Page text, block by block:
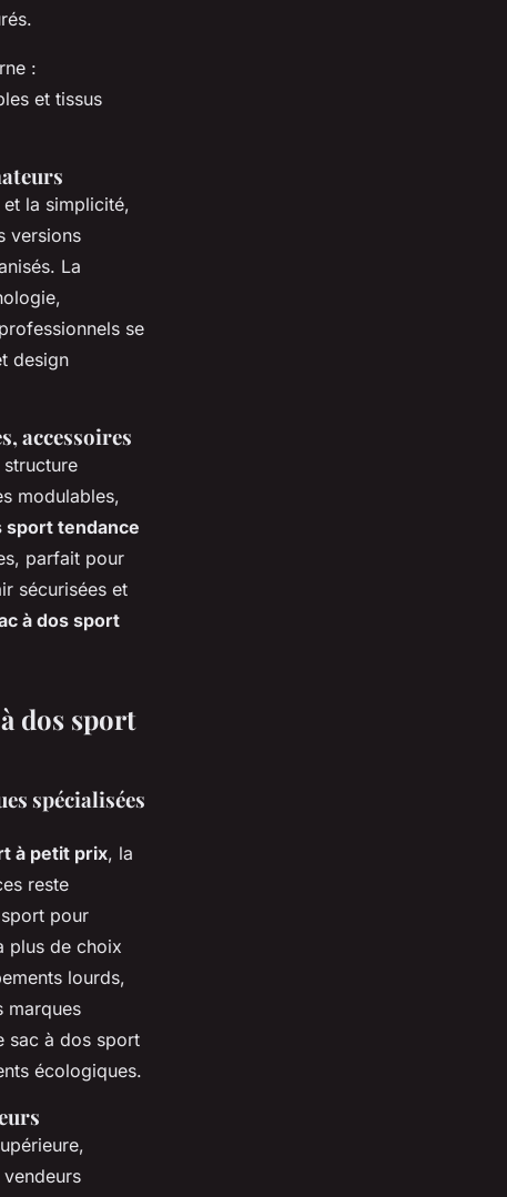
:
et tissus
la simplicité,
versions
La
se
design
accessoires
modulables,
sport tendance
parfait pour
sécurisées et
à dos sport
dos sport
spécialisées
à petit prix, la
reste
pour
plus de choix
lourds,
marques
sac à dos sport
écologiques.